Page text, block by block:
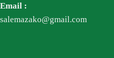
Email :
salemazako@gmail.com